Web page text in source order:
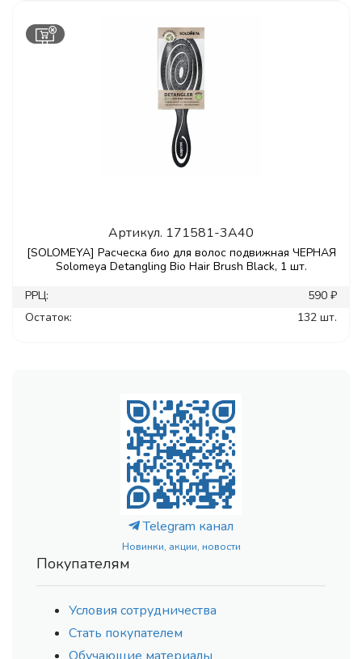
Артикул. 171581-3A40
[SOLOMEYA] Расческа био для волос подвижная ЧЕРНАЯ
Solomeya Detangling Bio Hair Brush Black, 1 шт.
РРЦ:
590 ₽
Остаток:
132 шт.
Telegram канал
Новинки, акции, новости
Покупателям
Условия сотрудничества
Стать покупателем